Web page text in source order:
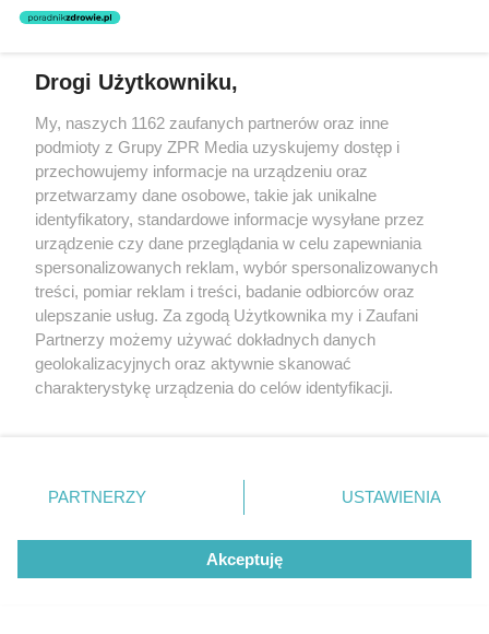
Dziennikarka specjalizująca się w
tematyce zdrowotnej, a zwłaszcza
obszarach medycyny, ochrony
zdrowia i zdrowego odżywiania.
Autorka newsów, poradników,
wywiadów z ekspertami i relacji.
Uczestniczka największej
Ogólnopolskiej Konferencji
Medycznej "Polka w Europie",
organizowanej przez Stowarzyszenie "Dziennikarze dla
Zdrowia", a także specjalistycznych warsztatów i
seminariów dla dziennikarzy realizowanych przez
uczulenie na białko krowie objawy
Drogi Użytkowniku,
My, naszych 1162 zaufanych partnerów oraz inne
podmioty z Grupy ZPR Media uzyskujemy dostęp i
przechowujemy informacje na urządzeniu oraz
przetwarzamy dane osobowe, takie jak unikalne
identyfikatory, standardowe informacje wysyłane przez
urządzenie czy dane przeglądania w celu zapewniania
spersonalizowanych reklam, wybór spersonalizowanych
treści, pomiar reklam i treści, badanie odbiorców oraz
ulepszanie usług. Za zgodą Użytkownika my i Zaufani
Partnerzy możemy używać dokładnych danych
geolokalizacyjnych oraz aktywnie skanować
charakterystykę urządzenia do celów identyfikacji.
zmienić/wycofać klikając przycisk ustawień prywatności
znajdujący się w lewym dolnym rogu strony
rodzaje przetwarzania danych nie wymagają zgody
użytkownika, ale masz prawo sprzeciwić się takiemu
przetwarzaniu. Preferencje będą miały zastosowanie tylko
PARTNERZY USTAWIENIA
Akceptuję